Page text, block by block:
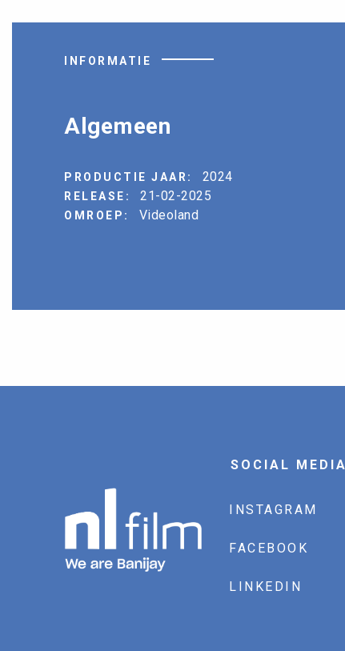
INFORMATIE
Algemeen
PRODUCTIE JAAR: 2024
RELEASE: 21-02-2025
OMROEP: Videoland
SOCIAL MEDIA
INSTAGRAM
FACEBOOK
LINKEDIN